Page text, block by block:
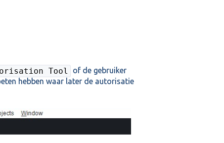
Tool
of de gebruiker
hebben waar later de autorisatie